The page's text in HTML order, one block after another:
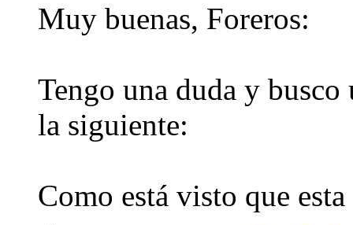
Muy buenas, Foreros:
Tengo una duda y
la siguiente:
Como está visto que